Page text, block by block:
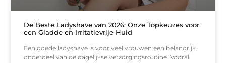
De Beste Ladyshave van 2026: Onze Topkeuzes voor
een Gladde en Irritatievrije Huid
Een goede ladyshave is voor veel vrouwen een belangrijk
onderdeel van de dagelijkse verzorgingsroutine. Vooral